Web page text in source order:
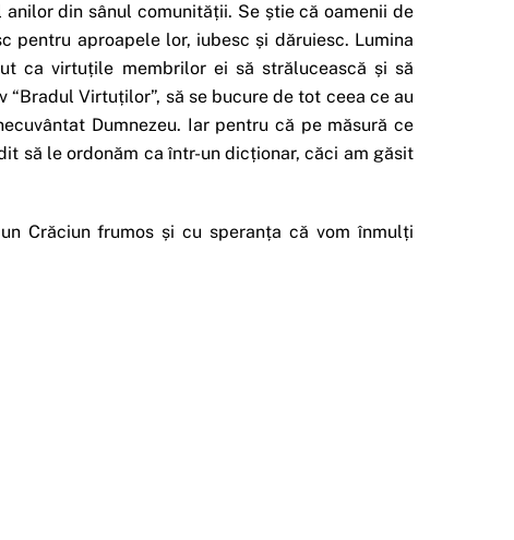
din sânul comunității. Se știe că oamenii de
pentru aproapele lor, iubesc și dăruiesc. Lumina
ca virtuțile membrilor ei să strălucească și să
Virtuților”, să se bucure de tot ceea ce au
Dumnezeu. Iar pentru că pe măsură ce
să le ordonăm ca într-un dicționar, căci am găsit
Crăciun frumos și cu speranța că vom înmulți